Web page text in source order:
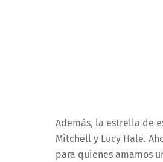
Además, la estrella de
Mitchell y Lucy Hale.
para quienes amamos